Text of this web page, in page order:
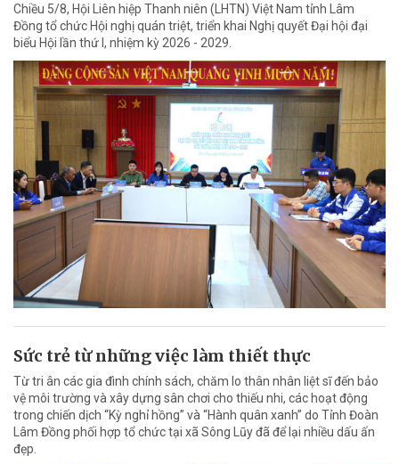
Chiều 5/8, Hội Liên hiệp Thanh niên (LHTN) Việt Nam tỉnh Lâm
Đồng tổ chức Hội nghị quán triệt, triển khai Nghị quyết Đại hội đại
biểu Hội lần thứ I, nhiệm kỳ 2026 - 2029.
Sức trẻ từ những việc làm thiết thực
Từ tri ân các gia đình chính sách, chăm lo thân nhân liệt sĩ đến bảo
vệ môi trường và xây dựng sân chơi cho thiếu nhi, các hoạt động
trong chiến dịch “Kỳ nghỉ hồng” và “Hành quân xanh” do Tỉnh Đoàn
Lâm Đồng phối hợp tổ chức tại xã Sông Lũy đã để lại nhiều dấu ấn
đẹp.